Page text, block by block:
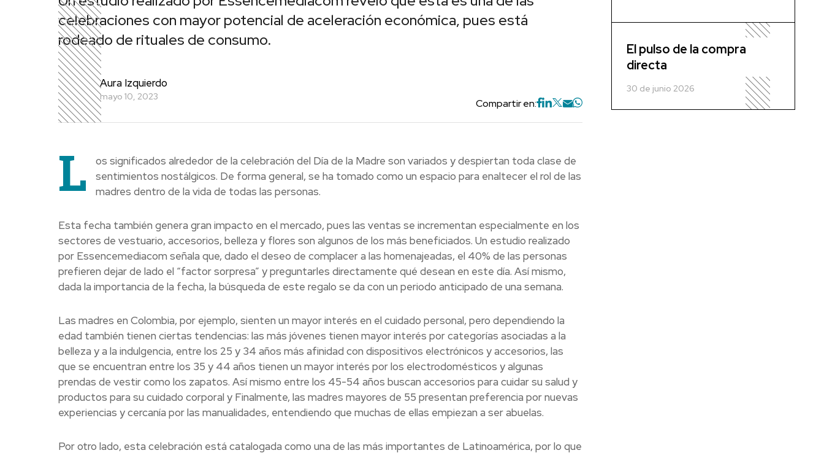
celebraciones con mayor potencial de aceleración económica, pues está
rodeado de rituales de consumo.
Aura Izquierdo
mayo 10, 2023
Compartir en:
L
os significados alrededor de la celebración del Día de la Madre son variados y despiertan toda clase de
sentimientos nostálgicos. De forma general, se ha tomado como un espacio para enaltecer el rol de las
madres dentro de la vida de todas las personas.
Esta fecha también genera gran impacto en el mercado, pues las ventas se incrementan especialmente en los
sectores de vestuario, accesorios, belleza y flores son algunos de los más beneficiados. Un estudio realizado
por Essencemediacom señala que, dado el deseo de complacer a las homenajeadas, el 40% de las personas
prefieren dejar de lado el “factor sorpresa” y preguntarles directamente qué desean en este día. Así mismo,
dada la importancia de la fecha, la búsqueda de este regalo se da con un periodo anticipado de una semana.
Las madres en Colombia, por ejemplo, sienten un mayor interés en el cuidado personal, pero dependiendo la
edad también tienen ciertas tendencias: las más jóvenes tienen mayor interés por categorías asociadas a la
belleza y a la indulgencia, entre los 25 y 34 años más afinidad con dispositivos electrónicos y accesorios, las
que se encuentran entre los 35 y 44 años tienen un mayor interés por los electrodomésticos y algunas
prendas de vestir como los zapatos. Así mismo entre los 45-54 años buscan accesorios para cuidar su salud y
productos para su cuidado corporal y Finalmente, las madres mayores de 55 presentan preferencia por nuevas
experiencias y cercanía por las manualidades, entendiendo que muchas de ellas empiezan a ser abuelas.
Por otro lado, esta celebración está catalogada como una de las más importantes de Latinoamérica, por lo que
El pulso de la compra
directa
30 de junio 2026